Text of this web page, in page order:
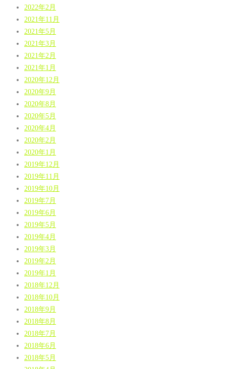
2022年2月
2021年11月
2021年5月
2021年3月
2021年2月
2021年1月
2020年12月
2020年9月
2020年8月
2020年5月
2020年4月
2020年2月
2020年1月
2019年12月
2019年11月
2019年10月
2019年7月
2019年6月
2019年5月
2019年4月
2019年3月
2019年2月
2019年1月
2018年12月
2018年10月
2018年9月
2018年8月
2018年7月
2018年6月
2018年5月